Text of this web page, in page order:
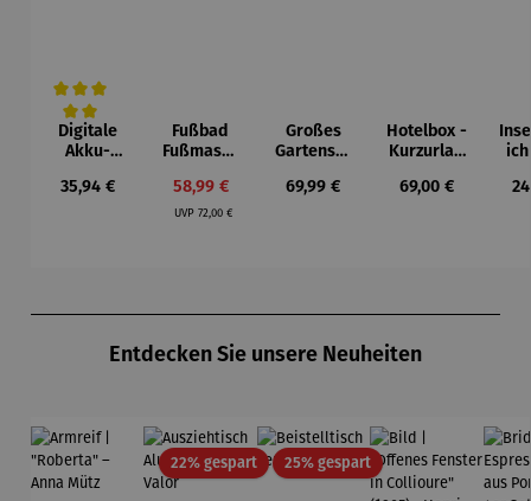
Durchschnittliche Bewertung von 5 von 5 Sternen
Digitale
Akku-
mit LED-
Regulärer Preis:
35,94 €
Fußbad
Fußmassa
Verkaufspreis:
58,99 €
UVP Regulärer Preis:
72,00 €
Großes
Gartenset
Schubkarr
Regulärer Preis:
69,99 €
Hotelbox -
Kurzurlau
Regulärer Preis:
69,00 €
Entdecken Sie unsere Neuheiten
22% gespartRabatt25% gespartRabatt